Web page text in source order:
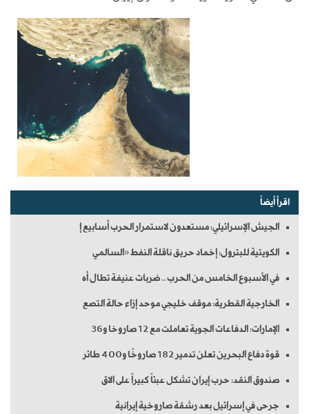
اقرأ أيضاً
الجيش الإسرائيلي: مستعدون لاستمرار الحرب أسابيع إ
الكويتية للبترول: إخماد حريق ناقلة النفط «السالمي
في الأسبوع الخامس من الحرب .. ضربات عنيفة تطال أه
الخارجية القطرية: موقف خليجي موحد إزاء حالة التصع
الإمارات: الدفاعات الجوية تعاملت مع 12 صاروخا و36
قوة دفاع البحرين تعلن تدمير 182 صاروخًا و400 طائر
صندوق النقد: حرب إيران تشكل عبئاً كبيراً على الاق
جرحى في إسرائيل بعد رشقة صاروخية إيرانية